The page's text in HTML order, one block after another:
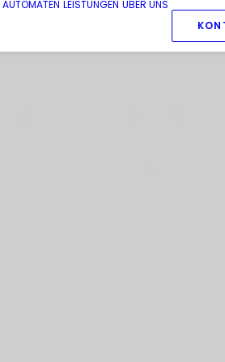
AUTOMATEN LEISTUNGEN ÜBER UNS